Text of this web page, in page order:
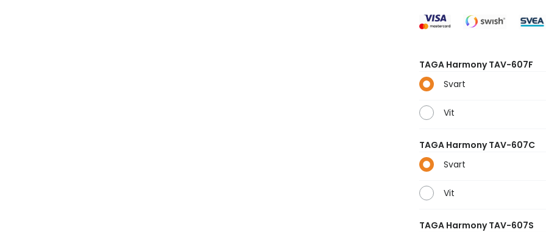
TAGA Harmony TAV-607F
Svart
Vit
TAGA Harmony TAV-607C
Svart
Vit
TAGA Harmony TAV-607S